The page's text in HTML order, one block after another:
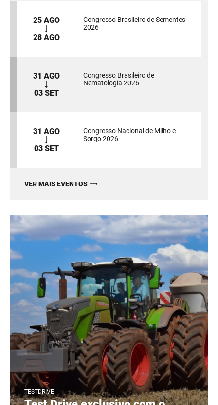
25 AGO
28 AGO
Congresso Brasileiro de Sementes
2026
31 AGO
03 SET
Congresso Brasileiro de
Nematologia 2026
31 AGO
03 SET
Congresso Nacional de Milho e
Sorgo 2026
VER MAIS EVENTOS
TESTDRIVE